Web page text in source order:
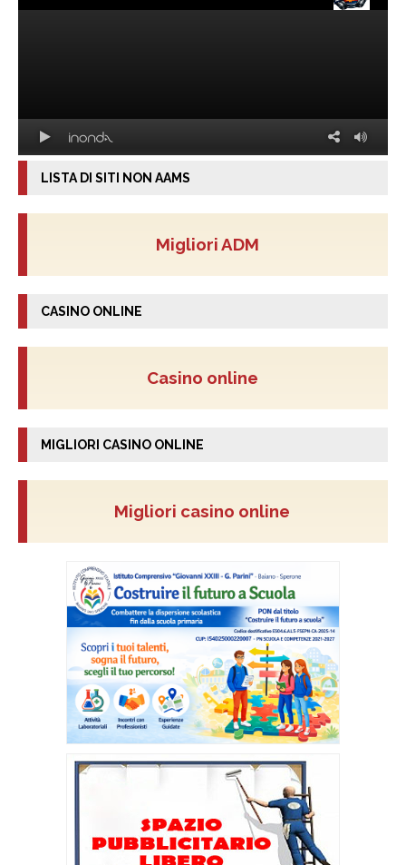
LISTA DI SITI NON AAMS
Migliori ADM
CASINO ONLINE
Casino online
MIGLIORI CASINO ONLINE
Migliori casino online